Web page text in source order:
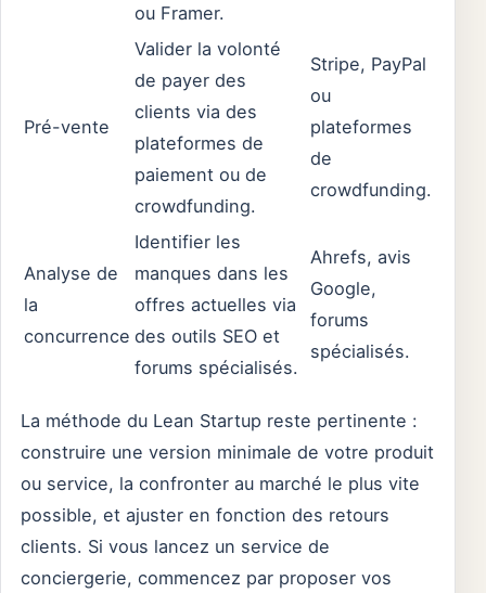
ou Framer.
Pré-vente
Valider la volonté
de payer des
clients via des
plateformes de
paiement ou de
crowdfunding.
Stripe, PayPal
ou
plateformes
de
crowdfunding.
Analyse de
la
concurrence
Identifier les
manques dans les
offres actuelles via
des outils SEO et
forums spécialisés.
Ahrefs, avis
Google,
forums
spécialisés.
La méthode du Lean Startup reste pertinente :
construire une version minimale de votre produit
ou service, la confronter au marché le plus vite
possible, et ajuster en fonction des retours
clients. Si vous lancez un service de
conciergerie, commencez par proposer vos